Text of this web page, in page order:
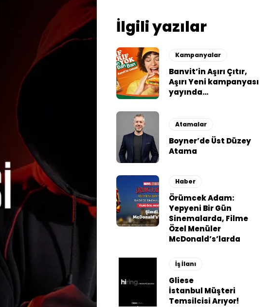
İlgili yazılar
Kampanyalar
Banvit’in Aşırı Çıtır,
Aşırı Yeni kampanyası
yayında…
Atamalar
Boyner’de Üst Düzey
Atama
Haber
Örümcek Adam:
Yepyeni Bir Gün
Sinemalarda, Filme
Özel Menüler
McDonald’s’larda
İş İlanı
Gliese
İstanbul Müşteri
Temsilcisi Arıyor!